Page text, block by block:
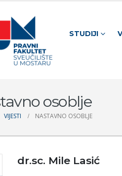
STUDIJI
osoblje
VIJESTI NASTAVNO OSOBLJE
dr.sc. Mile Lasić